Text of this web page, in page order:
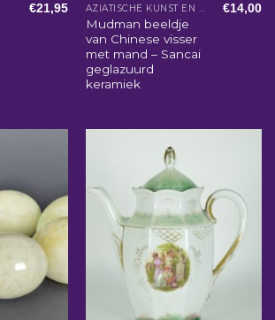
€21,95 AZIATISCHE KUNST EN WOONACCESSOIRES
Mudman beeldje
van Chinese visser
met mand – Sancai
geglazuurd
keramiek
€14,00